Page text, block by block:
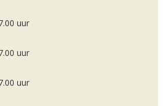
uur
uur
uur